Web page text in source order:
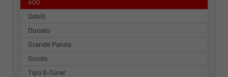
600
Doblò
Ducato
Grande Panda
Scudo
Tipo 5-Türer